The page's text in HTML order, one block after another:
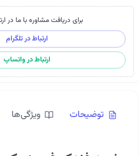
برای دریافت مشاوره با ما در
ارتباط در تلگرام
ارتباط در واتساپ
توضیحات ویژگی‌ها